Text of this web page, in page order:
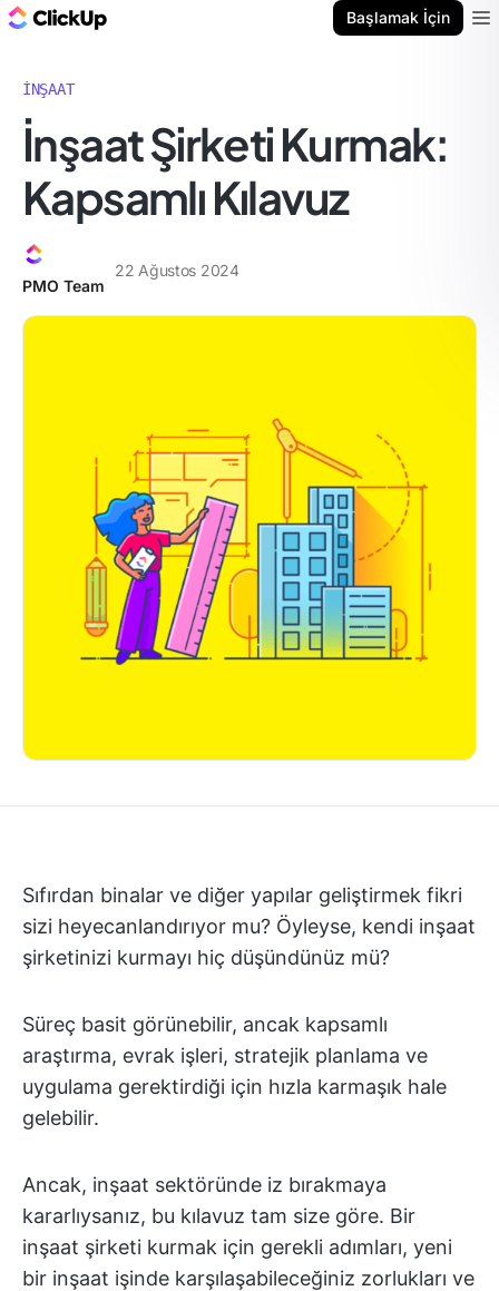
Başlamak İçin
İNŞAAT
İnşaat Şirketi Kurmak:
Kapsamlı Kılavuz
PMO Team
22 Ağustos 2024
Sıfırdan binalar ve diğer yapılar geliştirmek fikri
sizi heyecanlandırıyor mu? Öyleyse, kendi inşaat
şirketinizi kurmayı hiç düşündünüz mü?
Süreç basit görünebilir, ancak kapsamlı
araştırma, evrak işleri, stratejik planlama ve
uygulama gerektirdiği için hızla karmaşık hale
gelebilir.
Ancak, inşaat sektöründe iz bırakmaya
kararlıysanız, bu kılavuz tam size göre. Bir
inşaat şirketi kurmak için gerekli adımları, yeni
bir inşaat işinde karşılaşabileceğiniz zorlukları ve